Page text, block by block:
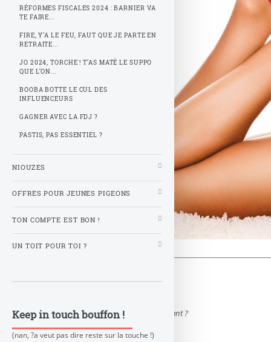
ou t’as plus les neurones comme avant ?
T’as pas capté les notions
qu’a écrit l’autre bouffon ?
RÉFORMES FISCALES 2024 : BARNIER VA
TE FAIRE...
FIRE, Y’A LE FEU, FAUT QUE JE PARTE EN
RETRAITE...
JO 2024, TORCHE ! T’AS MATÉ LE SUPPO
QUE L’ON...
BOOBA BOTTE LE CUL DES
INFLUENCEURS
GAGNER AVEC LA FDJ ?
PASTIS, PAS ESSENTIEL ?
NIOUZES
OFFRES POUR JEUNES PIGEONS
TON COMPTE EST BON !
UN TOIT POUR TOI ?
Keep in touch bouffon !
(nan, ?a veut pas dire reste sur la touche !)